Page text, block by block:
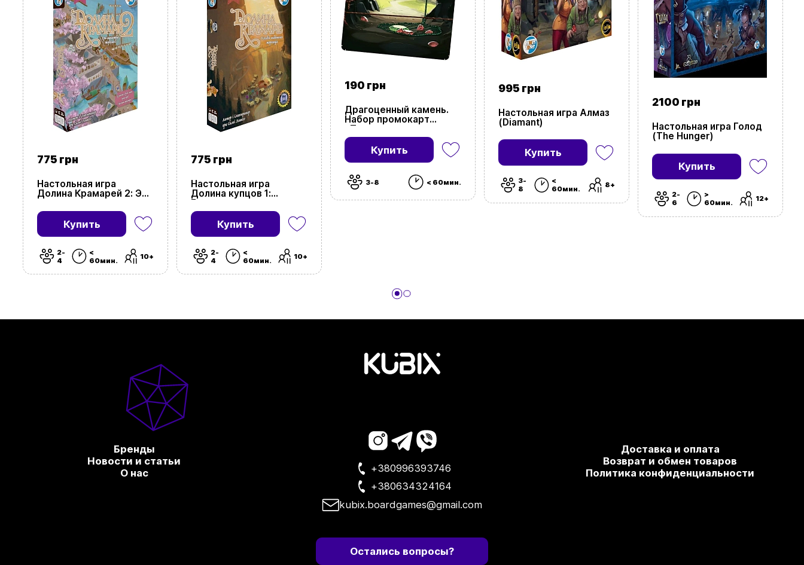
775 грн
Настольная игра
Долина Крамарей 2: Эра
(Dale of Merchants 2
The era of trade
masters)
Купить
2-
4
<
60мин.
10+
775 грн
Настольная игра
Долина купцов 1:
Гильдия выдающихся
торговцев (Dale of
Merchants Guild of
Eminent Merchants)
Купить
2-
4
<
60мин.
10+
190 грн
Драгоценный камень.
Набор промокарт
«Предательство»
(Diamant: Treason!
Expansion)
Купить
3-8 < 60мин.
995 грн
Настольная игра Алмаз
(Diamant)
Купить
3-
8
<
60мин.
8+
2100 грн
Настольная игра Голод
(The Hunger)
Купить
2-
6
>
60мин.
12+
Бренды
Новости и статьи
О нас
+380996393746
+380634324164
kubix.boardgames@gmail.com
Остались вопросы?
Доставка и оплата
Возврат и обмен товаров
Политика конфиденциальности